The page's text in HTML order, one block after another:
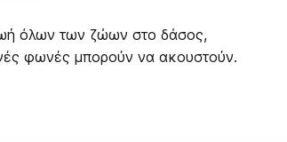
όλων των ζώων στο δάσος,
φωνές μπορούν να ακουστούν.